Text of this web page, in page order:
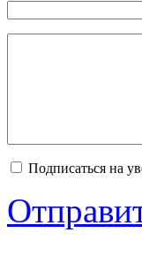
Подписаться на